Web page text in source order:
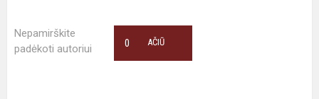
Nepamirškite
padėkoti autoriui
AČIŪ
0